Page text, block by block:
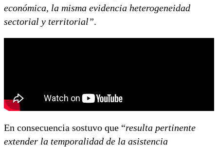
económica, la misma evidencia heterogeneidad
sectorial y territorial”.
En consecuencia sostuvo que “resulta pertinente
extender la temporalidad de la asistencia